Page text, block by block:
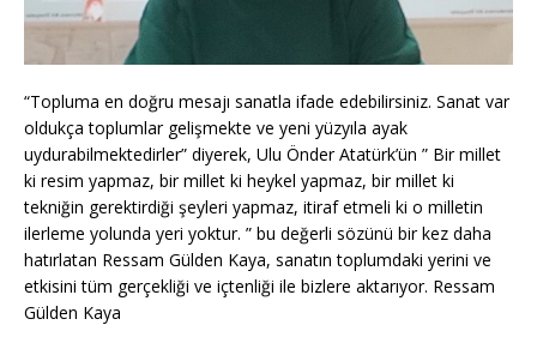
“Topluma en doğru mesajı sanatla ifade edebilirsiniz. Sanat var
oldukça toplumlar gelişmekte ve yeni yüzyıla ayak
uydurabilmektedirler” diyerek, Ulu Önder Atatürk’ün ” Bir millet
ki resim yapmaz, bir millet ki heykel yapmaz, bir millet ki
tekniğin gerektirdiği şeyleri yapmaz, itiraf etmeli ki o milletin
ilerleme yolunda yeri yoktur. ” bu değerli sözünü bir kez daha
hatırlatan Ressam Gülden Kaya, sanatın toplumdaki yerini ve
etkisini tüm gerçekliği ve içtenliği ile bizlere aktarıyor. Ressam
Gülden Kaya